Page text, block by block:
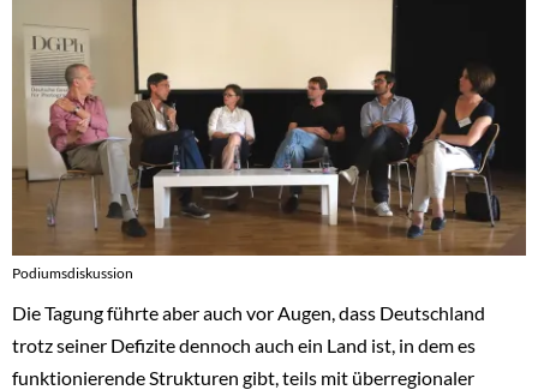
Podiumsdiskussion
Die Tagung führte aber auch vor Augen, dass Deutschland
trotz seiner Defizite dennoch auch ein Land ist, in dem es
funktionierende Strukturen gibt, teils mit überregionaler